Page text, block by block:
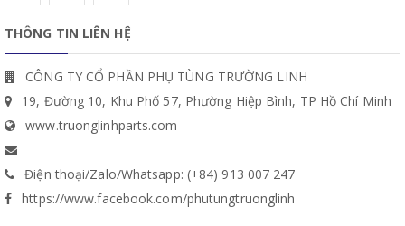
THÔNG TIN LIÊN HỆ
CÔNG TY CỔ PHẦN PHỤ TÙNG TRƯỜNG LINH
19, Đường 10, Khu Phố 57, Phường Hiệp Bình, TP Hồ Chí Minh
www.truonglinhparts.com
Điện thoại/Zalo/Whatsapp: (+84) 913 007 247
https://www.facebook.com/phutungtruonglinh